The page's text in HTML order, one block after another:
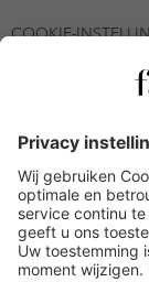
COOKIE-
©
*De
fashionette.nl/
artikel 9 van
Bepaalde